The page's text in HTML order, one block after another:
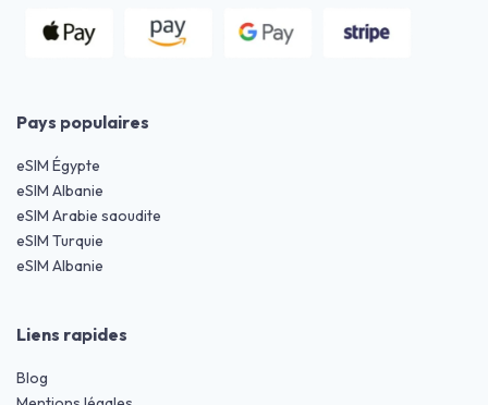
Pays populaires
eSIM Égypte
eSIM Albanie
eSIM Arabie saoudite
eSIM Turquie
eSIM Albanie
Liens rapides
Blog